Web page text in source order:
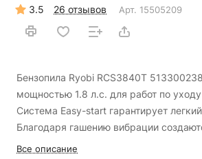
3.5 26 отзывов Арт. 15505209
Бензопила Ryobi RCS3840T
мощностью 1.8 л.с. для работ по
Система Easy-start гарантирует
Благодаря гашению вибрации
условия для оператора. В комплект
Все описание